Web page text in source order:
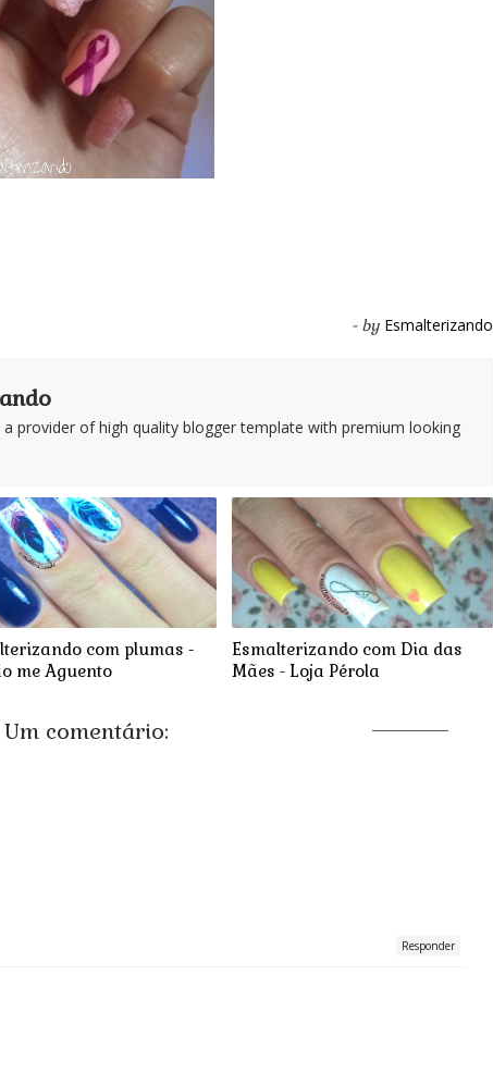
- by Esmalterizando
provider of high quality blogger template with premium looking
com plumas -
me Aguento
Esmalterizando com Dia das
Mães - Loja Pérola
Um comentário:
Responder